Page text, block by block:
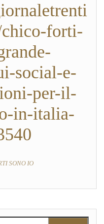
forti-
social-e-
per-il-
in-italia-
SONO IO